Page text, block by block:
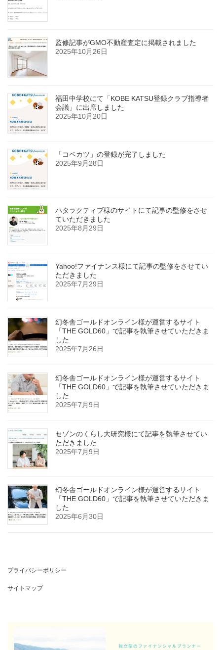
監修記事がGMO不動産査定に掲載されました
2025年10月26日
福田中学校にて「KOBE KATSU登録クラブ指導者
会議」に出席しました
2025年10月20日
「コベカツ」の登録が完了しました
2025年9月28日
ハタラクティブ様のサイトにて記事の監修をさせ
ていただきました
2025年8月29日
Yahoo!ファイナンス様にて記事の監修をさせてい
ただきました
2025年7月29日
幻冬舎ゴールドオンライン様が運営するサイト
「THE GOLD60」で記事を執筆させていただきま
した
2025年7月26日
幻冬舎ゴールドオンライン様が運営するサイト
「THE GOLD60」で記事を執筆させていただきま
した
2025年7月9日
セゾンのくらし大研究様にて記事を執筆させてい
ただきました
2025年7月9日
幻冬舎ゴールドオンライン様が運営するサイト
「THE GOLD60」で記事を執筆させていただきま
した
2025年6月30日
プライバシーポリシー
サイトマップ